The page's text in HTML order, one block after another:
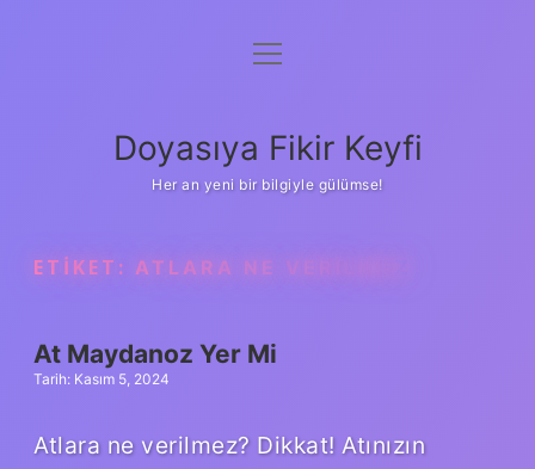
Anasayfa
Yasal Uyarı
menüyü
Doyasıya Fikir Keyfi
Her an yeni bir bilgiyle gülümse!
ETIKET: ATLARA NE VERILMEZ
At Maydanoz Yer Mi
Tarih: Kasım 5, 2024
Atlara ne verilmez? Dikkat! Atınızın